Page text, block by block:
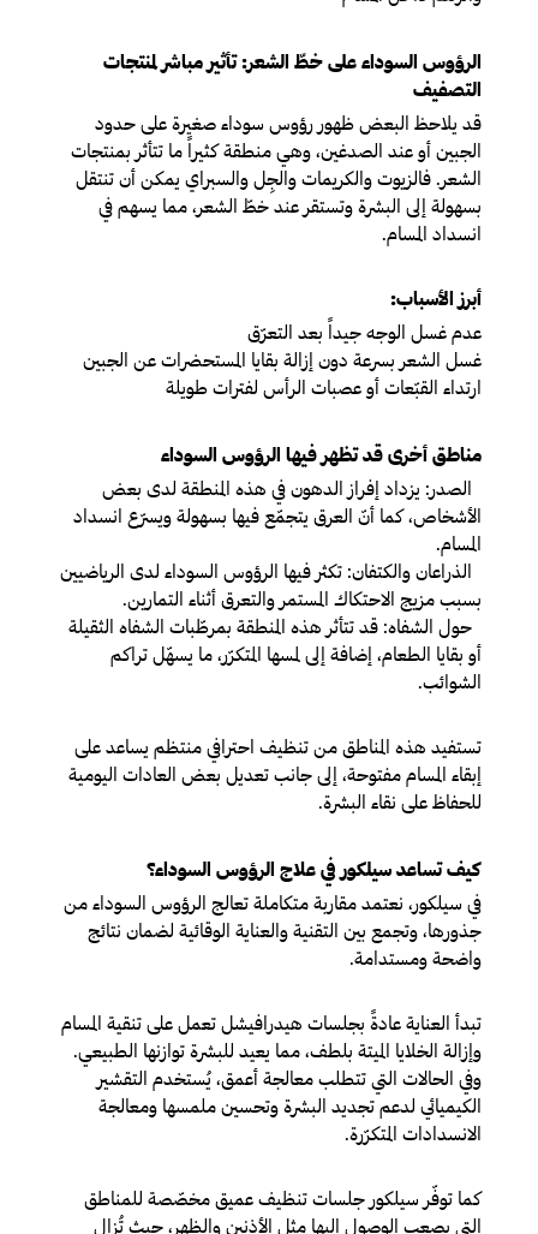
الرؤوس السوداء على خطّ الشعر: تأثير مباشر لمنتجات
التصفيف
قد يلاحظ البعض ظهور رؤوس سوداء صغيرة على حدود
الجبين أو عند الصدغين، وهي منطقة كثيراً ما تتأثر بمنتجات
الشعر. فالزيوت والكريمات والجِل والسبراي يمكن أن تنتقل
بسهولة إلى البشرة وتستقر عند خطّ الشعر، مما يسهم في
انسداد المسام.
أبرز الأسباب:
عدم غسل الوجه جيداً بعد التعرّق
غسل الشعر بسرعة دون إزالة بقايا المستحضرات عن الجبين
ارتداء القبّعات أو عصبات الرأس لفترات طويلة
مناطق أخرى قد تظهر فيها الرؤوس السوداء
الصدر: يزداد إفراز الدهون في هذه المنطقة لدى بعض
الأشخاص، كما أنّ العرق يتجمّع فيها بسهولة ويسرّع انسداد
المسام.
الذراعان والكتفان: تكثر فيها الرؤوس السوداء لدى الرياضيين
بسبب مزيج الاحتكاك المستمر والتعرق أثناء التمارين.
حول الشفاه: قد تتأثر هذه المنطقة بمرطّبات الشفاه الثقيلة
أو بقايا الطعام، إضافة إلى لمسها المتكرّر، ما يسهّل تراكم
الشوائب.
تستفيد هذه المناطق من تنظيف احترافي منتظم يساعد على
إبقاء المسام مفتوحة، إلى جانب تعديل بعض العادات اليومية
للحفاظ على نقاء البشرة.
كيف تساعد سيلكور في علاج الرؤوس السوداء؟
في سيلكور، نعتمد مقاربة متكاملة تعالج الرؤوس السوداء من
جذورها، وتجمع بين التقنية والعناية الوقائية لضمان نتائج
واضحة ومستدامة.
تبدأ العناية عادةً بجلسات هيدرافيشل تعمل على تنقية المسام
وإزالة الخلايا الميتة بلطف، مما يعيد للبشرة توازنها الطبيعي.
وفي الحالات التي تتطلب معالجة أعمق، يُستخدم التقشير
الكيميائي لدعم تجديد البشرة وتحسين ملمسها ومعالجة
الانسدادات المتكرّرة.
كما توفّر سيلكور جلسات تنظيف عميق مخصّصة للمناطق
التي يصعب الوصول إليها مثل الأذنين والظهر، حيث تُزال